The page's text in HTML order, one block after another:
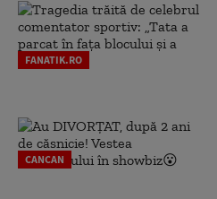
FANATIK.RO
CANCAN